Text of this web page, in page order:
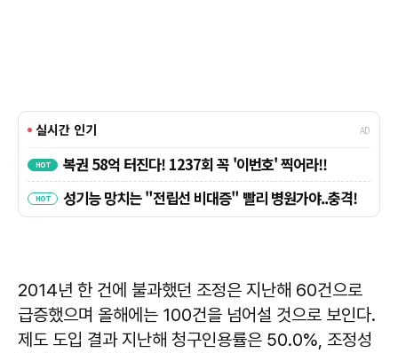
2014년 한 건에 불과했던 조정은 지난해 60건으로
급증했으며 올해에는 100건을 넘어설 것으로 보인다.
제도 도입 결과 지난해 청구인용률은 50.0%, 조정성